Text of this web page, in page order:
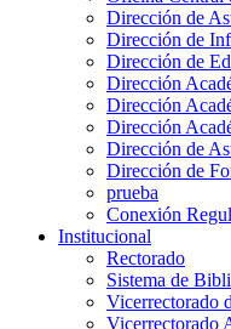
Dirección de
Dirección de
Dirección de
Dirección
Dirección
Dirección
Dirección de
Dirección de
prueba
Conexión
Institucional
Rectorado
Sistema de
Vicerrectorado
Vicerrectorado